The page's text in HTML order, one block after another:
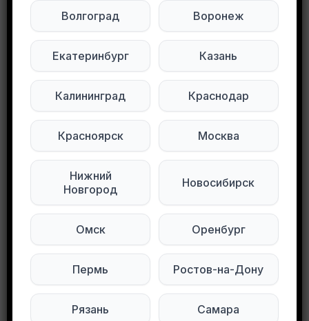
Будьте внимательны. Не переходите по ссылкам, если вам предлагают в личной переписке с дарителем оплаты доставки, брони, предоплаты или установки стороннего приложения, удалите переписку и заблокируйте пользователя. Обо всех таких постах сообщайте
Гипрок 120×140, м. Новочеркасская
Подписывайтесь на нас в социальных
сетях:
Мы в Telegram
0 0 101 просмотров
Другие объявления в этом городе
Волгоград Воронеж
Екатеринбург Казань
Калининград Краснодар
Красноярск Москва
Нижний
Новгород
Новосибирск
Омск Оренбург
Пермь Ростов-на-Дону
Рязань Самара